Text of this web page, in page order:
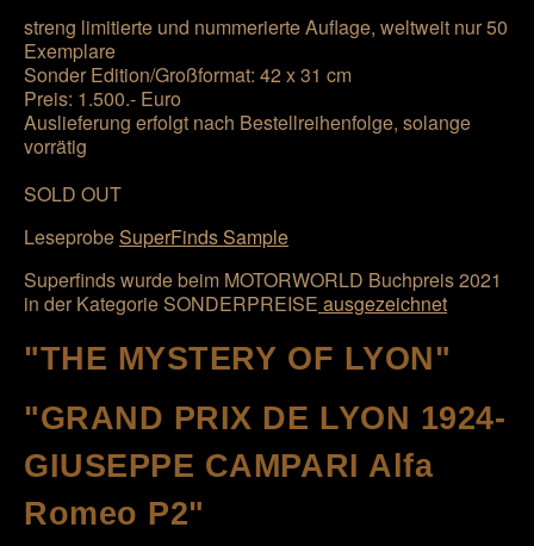
streng limitierte und nummerierte Auflage, weltweit nur 50
Exemplare
Sonder Edition/Großformat: 42 x 31 cm
Preis: 1.500.- Euro
Auslieferung erfolgt nach Bestellreihenfolge, solange
vorrätig
SOLD OUT
LeseprobeSuperFinds Sample
Superfinds wurde beim MOTORWORLD Buchpreis 2021
in der Kategorie SONDERPREISE ausgezeichnet
"THE MYSTERY OF LYON"
"GRAND PRIX DE LYON 1924-
GIUSEPPE CAMPARI Alfa
Romeo P2"